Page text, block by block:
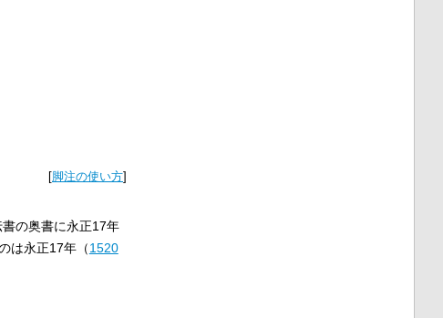
[脚注の使い方]
の奥書に永正17年
は永正17年（1520